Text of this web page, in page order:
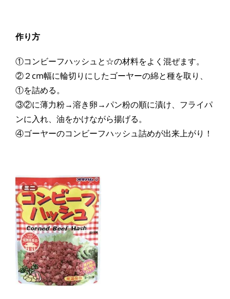
作り方
①コンビーフハッシュと☆の材料をよく混ぜます。
②２cm幅に輪切りにしたゴーヤーの綿と種を取り、
①を詰める。
③②に薄力粉→溶き卵→パン粉の順に漬け、フライパ
ンに入れ、油をかけながら揚げる。
④ゴーヤーのコンビーフハッシュ詰めが出来上がり！